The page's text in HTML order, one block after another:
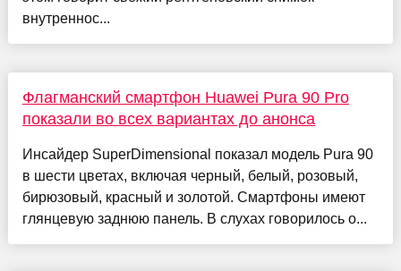
внутреннос...
Флагманский смартфон Huawei Pura 90 Pro
показали во всех вариантах до анонса
Инсайдер SuperDimensional показал модель Pura 90
в шести цветах, включая черный, белый, розовый,
бирюзовый, красный и золотой. Смартфоны имеют
глянцевую заднюю панель. В слухах говорилось о...